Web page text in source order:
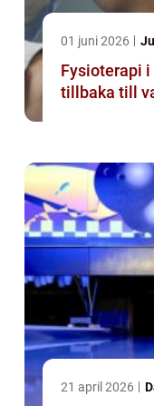
01 juni 2026
Fysioterapi i
tillbaka till
21 april 2026